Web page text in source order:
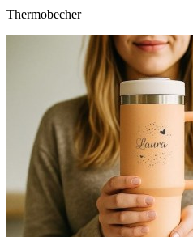
Thermobecher